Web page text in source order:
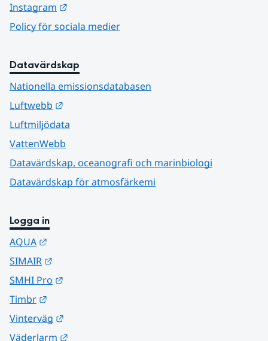
Instagram
Policy för sociala medier
Datavärdskap
Nationella emissionsdatabasen
Luftwebb
Luftmiljödata
VattenWebb
Datavärdskap, oceanografi och marinbiologi
Datavärdskap för atmosfärkemi
Logga in
AQUA
SIMAIR
SMHI Pro
Timbr
Vinterväg
Väderlarm